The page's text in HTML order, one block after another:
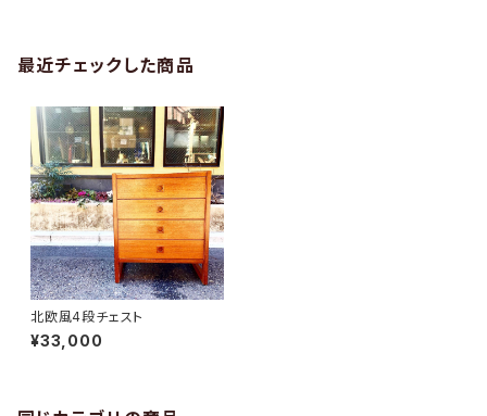
最近チェックした商品
北欧風4段チェスト
¥33,000